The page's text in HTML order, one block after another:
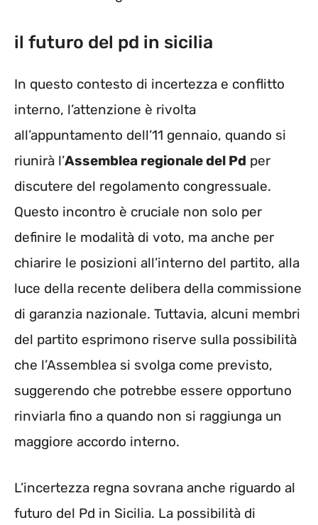
il futuro del pd in sicilia
In questo contesto di incertezza e conflitto
interno, l’attenzione è rivolta
all’appuntamento dell’11 gennaio, quando si
riunirà l’Assemblea regionale del Pd per
discutere del regolamento congressuale.
Questo incontro è cruciale non solo per
definire le modalità di voto, ma anche per
chiarire le posizioni all’interno del partito, alla
luce della recente delibera della commissione
di garanzia nazionale. Tuttavia, alcuni membri
del partito esprimono riserve sulla possibilità
che l’Assemblea si svolga come previsto,
suggerendo che potrebbe essere opportuno
rinviarla fino a quando non si raggiunga un
maggiore accordo interno.
L’incertezza regna sovrana anche riguardo al
futuro del Pd in Sicilia. La possibilità di